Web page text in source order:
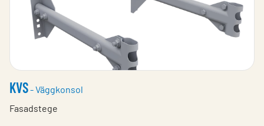
KVS- Väggkonsol
Fasadstege